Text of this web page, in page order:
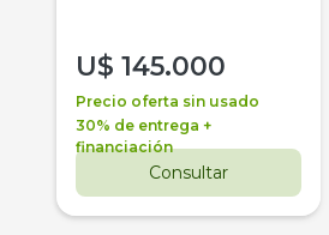
U$ 145.000
Precio oferta sin usado
30% de entrega +
financiación
Consultar